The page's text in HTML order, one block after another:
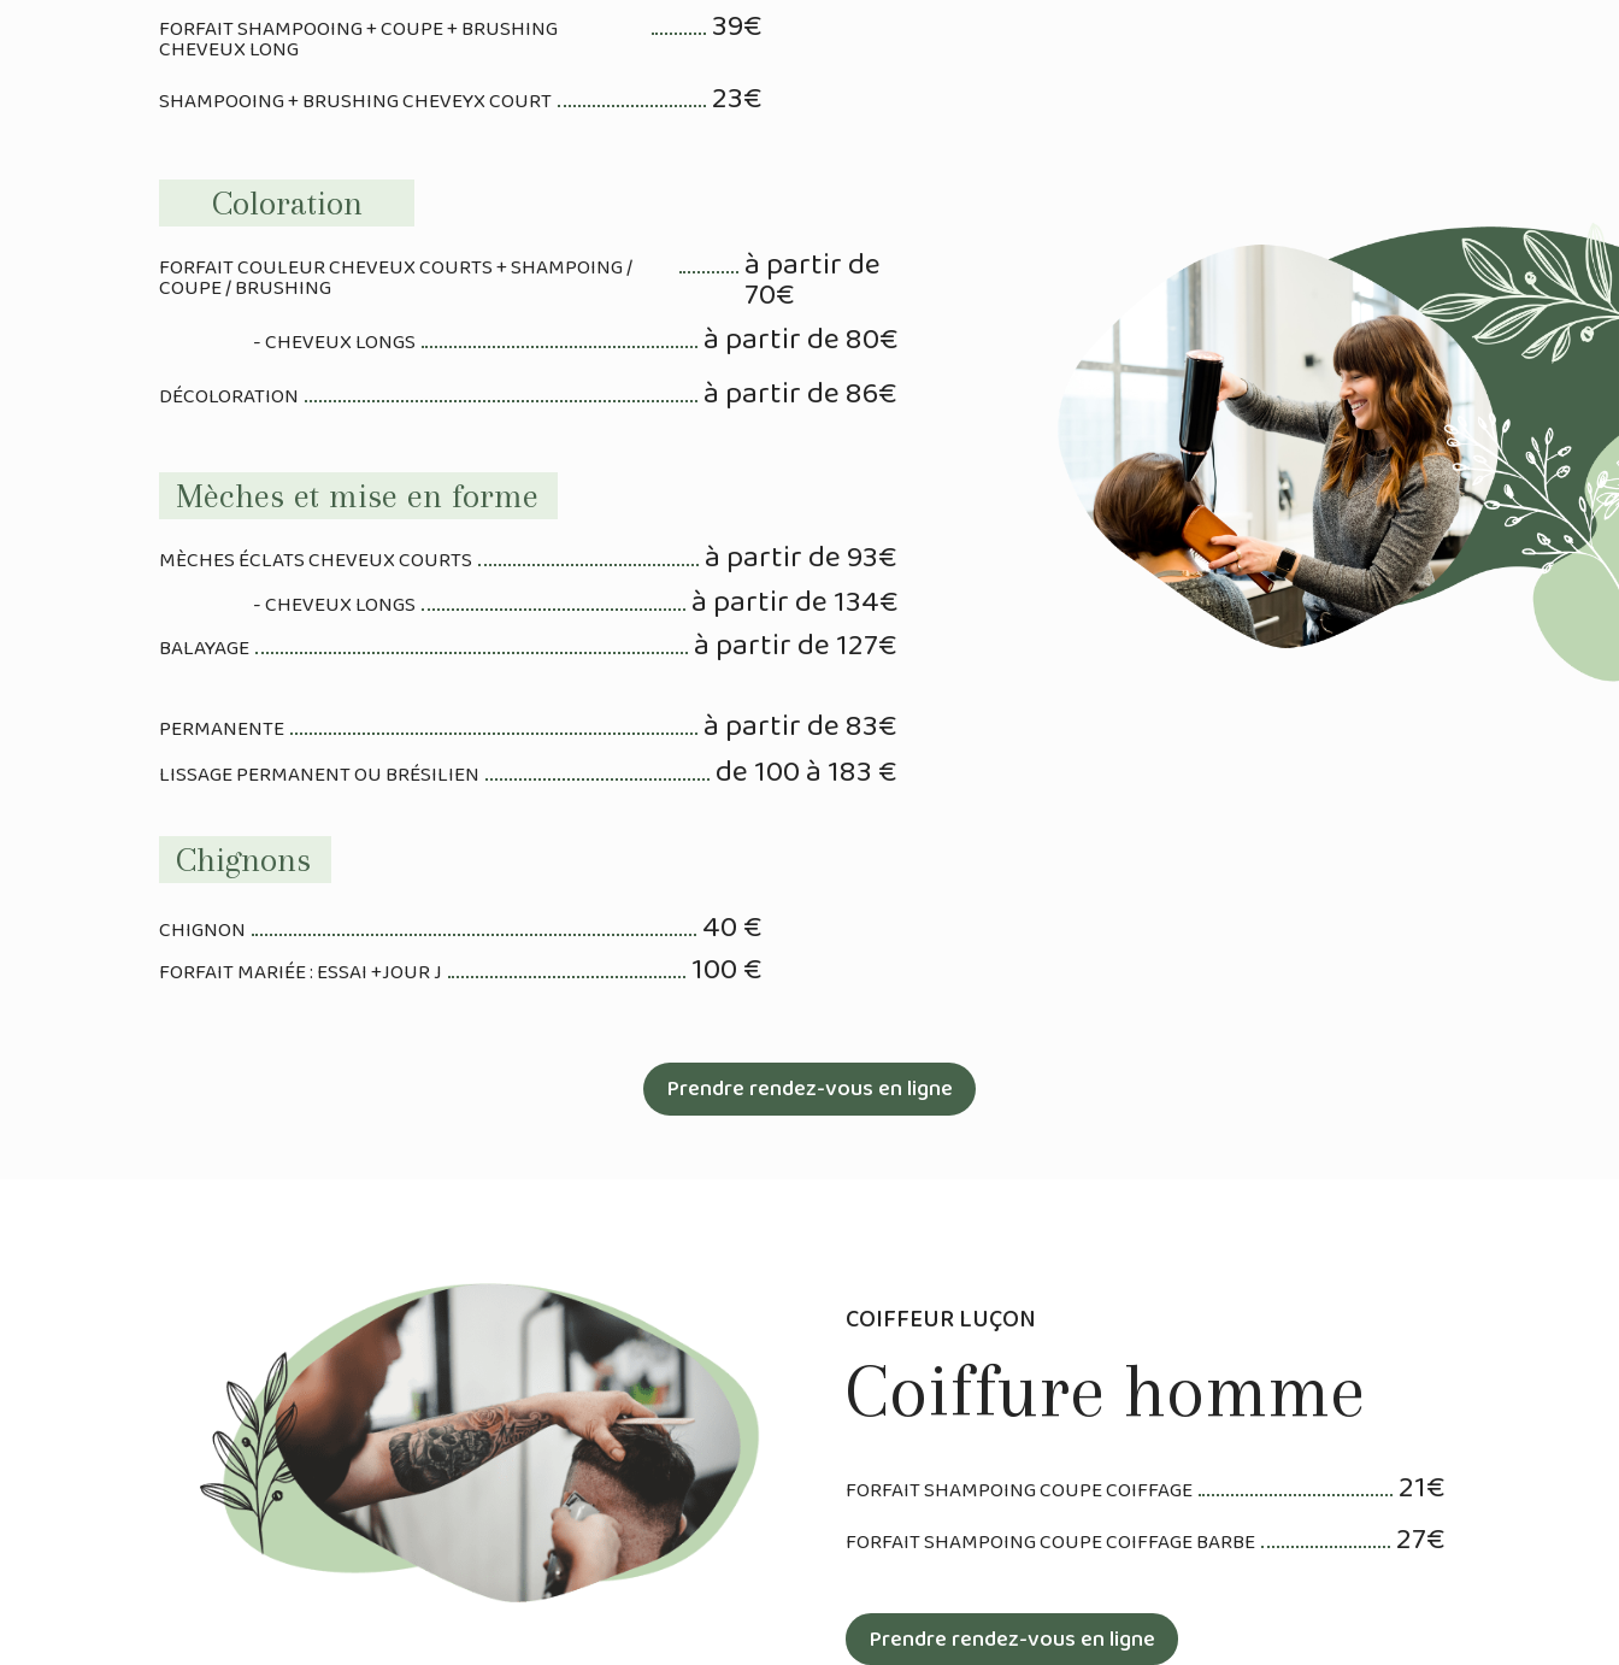
FORFAIT SHAMPOOING + COUPE + BRUSHING
CHEVEUX LONG 39€
SHAMPOOING + BRUSHING CHEVEYX COURT 23€
Coloration
FORFAIT COULEUR CHEVEUX COURTS + SHAMPOING /
COUPE / BRUSHING à partir de
70€
- CHEVEUX LONGS à partir de 80€
DÉCOLORATION à partir de 86€
Mèches et mise en forme
MÈCHES ÉCLATS CHEVEUX COURTS à partir de 93€
- CHEVEUX LONGS à partir de 134€
BALAYAGE à partir de 127€
PERMANENTE à partir de 83€
LISSAGE PERMANENT OU BRÉSILIEN de 100 à 183 €
Chignons
CHIGNON 40 €
FORFAIT MARIÉE : ESSAI +JOUR J 100 €
Prendre rendez-vous en ligne
COIFFEURLUÇON
Coiffure homme
FORFAIT SHAMPOING COUPE COIFFAGE 21€
FORFAIT SHAMPOING COUPE COIFFAGE BARBE 27€
Prendre rendez-vous en ligne